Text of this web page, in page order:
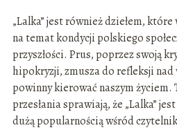
„Lalka” jest również dziełem, które
na temat kondycji polskiego
przyszłości. Prus, poprzez swoją
hipokryzji, zmusza do refleksji
powinny kierować naszym życiem.
przesłania sprawiają, że „Lalka”
dużą popularnością wśród